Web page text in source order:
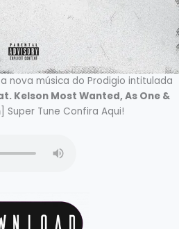
nova música do Prodigio intitulada
Kelson Most Wanted, As One &
] Super Tune Confira Aqui!